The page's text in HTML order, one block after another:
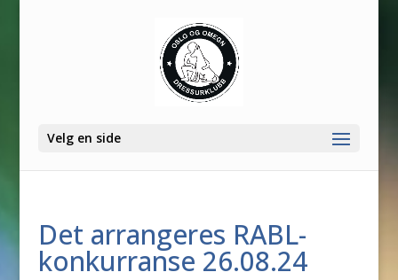
Velg en side
Det arrangeres RABL-
konkurranse 26.08.24